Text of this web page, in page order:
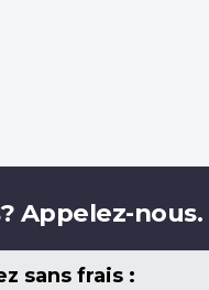
Appelez-nous.
sans frais :